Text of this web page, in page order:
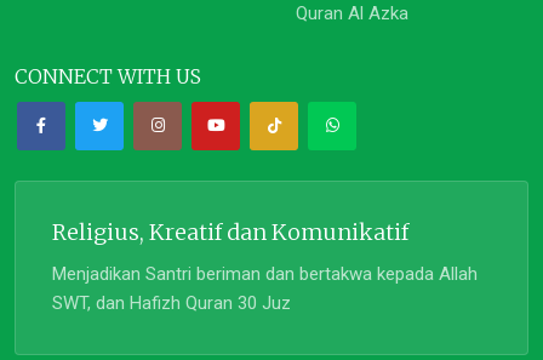
Quran Al Azka
CONNECT WITH US
Religius, Kreatif dan Komunikatif
Menjadikan Santri beriman dan bertakwa kepada Allah
SWT, dan Hafizh Quran 30 Juz